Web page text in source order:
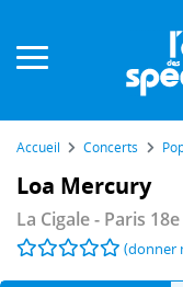
Accueil Concerts
Loa Mercury
La Cigale- Paris 18e
(donner